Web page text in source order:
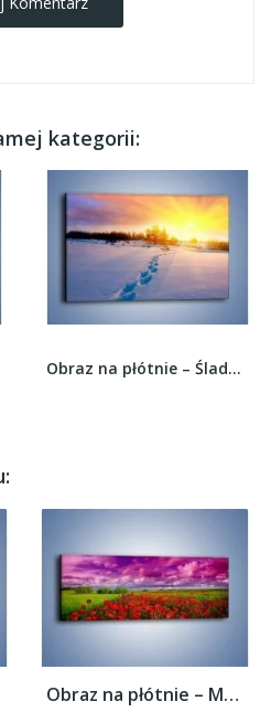
kategorii:
Obraz na płótnie – Ślady na śnieżnym puchu –...
Obraz na płótnie – Maki nad fioletowymi...